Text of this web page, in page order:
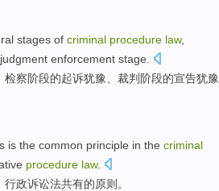
stages of criminal procedure law,
judgment enforcement stage
检察阶段的起诉犹豫、 裁判 阶段的宣告犹豫
is the common principle in the criminal
procedure law.
行政诉讼法共有的原则。